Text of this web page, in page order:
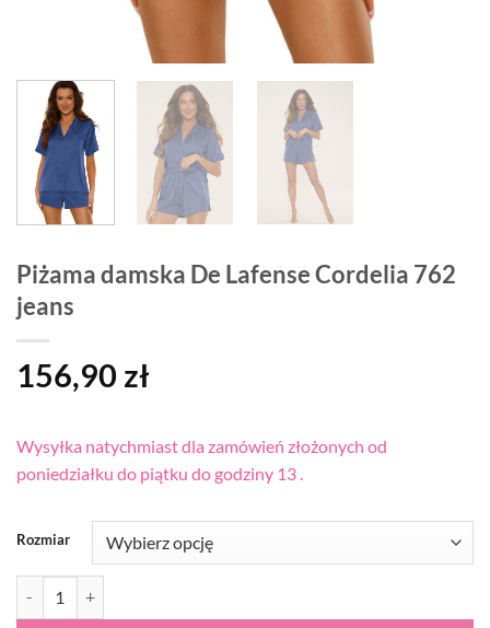
Piżama damska De Lafense Cordelia 762
jeans
156,90 zł
Wysyłka natychmiast dla zamówień złożonych od
poniedziałku do piątku do godziny 13 .
Rozmiar